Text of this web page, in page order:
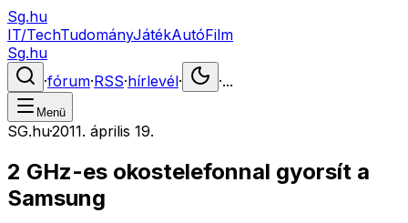
Sg.hu
IT/TechTudományJátékAutóFilm
Sg.hu
·fórum·RSS·hírlevél· ·...
Menü
SG.hu·2011. április 19.
2 GHz-es okostelefonnal gyorsít a
Samsung